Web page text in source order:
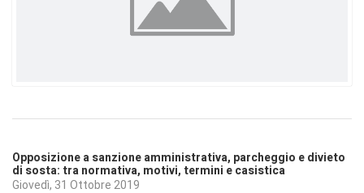
Opposizione a sanzione amministrativa, parcheggio e divieto
di sosta: tra normativa, motivi, termini e casistica
Giovedì, 31 Ottobre 2019